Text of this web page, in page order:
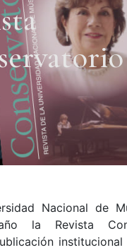
Nacional de
la Revista
institucional